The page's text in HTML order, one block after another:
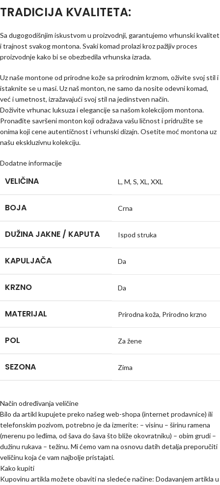
TRADICIJA KVALITETA:
Sa dugogodišnjim iskustvom u proizvodnji, garantujemo vrhunski kvalitet
i trajnost svakog montona. Svaki komad prolazi kroz pažljiv proces
proizvodnje kako bi se obezbedila vrhunska izrada.
Uz naše montone od prirodne kože sa prirodnim krznom, oživite svoj stil i
istaknite se u masi. Uz naš monton, ne samo da nosite odevni komad,
već i umetnost, izražavajući svoj stil na jedinstven način.
Doživite vrhunac luksuza i elegancije sa našom kolekcijom montona.
Pronađite savršeni monton koji odražava vašu ličnost i pridružite se
onima koji cene autentičnost i vrhunski dizajn. Osetite moć montona uz
našu ekskluzivnu kolekciju.
Dodatne informacije
VELIČINA L, M, S, XL, XXL
BOJA Crna
DUŽINA JAKNE / KAPUTA Ispod struka
KAPULJAČA Da
KRZNO Da
MATERIJAL Prirodna koža, Prirodno krzno
POL Za žene
SEZONA Zima
Način određivanja veličine
Bilo da artikl kupujete preko našeg web-shopa (internet prodavnice) ili
telefonskim pozivom, potrebno je da izmerite: – visinu – širinu ramena
(merenu po leđima, od šava do šava što bliže okovratniku) – obim grudi –
dužinu rukava – težinu. Mi ćemo vam na osnovu datih detalja preporučiti
veličinu koja će vam najbolje pristajati.
Kako kupiti
Kupovinu artikla možete obaviti na sledeće načine: Dodavanjem artikla u